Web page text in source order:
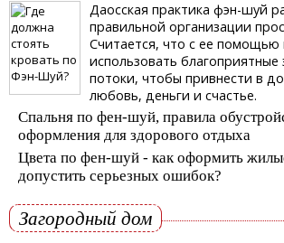
Даосская практика фэн-шуй
правильной организации
Считается, что с ее
использовать благоприятные
потоки, чтобы привнести в
любовь, деньги и счастье.
Спальня по фен-шуй, правила
оформления для здорового отдыха
Цвета по фен-шуй - как оформить
допустить серьезных ошибок?
Загородный дом